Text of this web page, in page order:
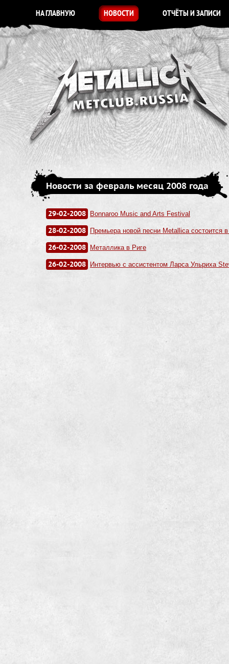
НА ГЛАВНУЮ НОВОСТИ ОТЧЁТЫ И ЗАПИСИ
Новости за февраль месяц 2008 года
29-02-2008 Bonnaroo Music and Arts Festival
28-02-2008 Премьера новой песни Metallica состоится
26-02-2008 Металлика в Риге
26-02-2008 Интервью с ассистентом Ларса Ульриха